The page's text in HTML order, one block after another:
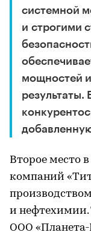
системной
и строгими
мощностей
результаты.
Второе место
компаний
и нефтехимии.
ООО